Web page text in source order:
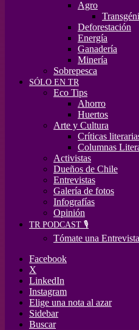
Agro
Deforestación
Energía
Ganadería
Minería
Sobrepesca
SÓLO EN TR
Eco Tips
Ahorro
Huertos
Arte y Cultura
Críticas
Columnas
Activistas
Dueños de Chile
Entrevistas
Galería de fotos
Infografías
Opinión
TR PODCAST 🎙️
Tómate una Entrevista
Facebook
X
LinkedIn
Instagram
Elige una nota al azar
Sidebar
Buscar